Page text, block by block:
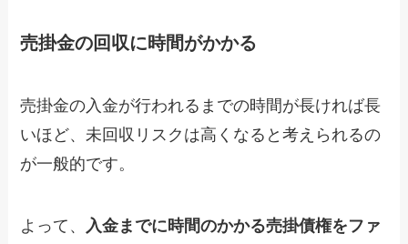
売掛金の回収に時間がかかる
売掛金の入金が行われるまでの時間が長ければ長
いほど、未回収リスクは高くなると考えられるの
が一般的です。
よって、
入金までに時間のかかる売掛債権をファ